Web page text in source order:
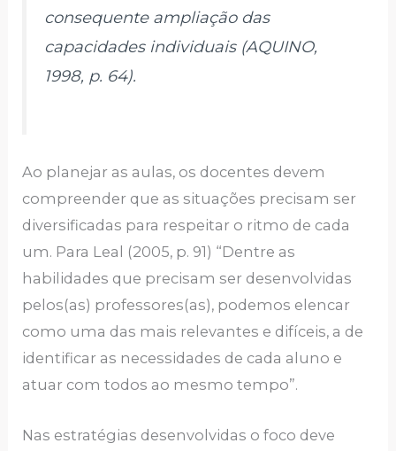
consequente ampliação das
capacidades individuais (AQUINO,
1998, p. 64).
Ao planejar as aulas, os docentes devem
compreender que as situações precisam ser
diversificadas para respeitar o ritmo de cada
um. Para Leal (2005, p. 91) “Dentre as
habilidades que precisam ser desenvolvidas
pelos(as) professores(as), podemos elencar
como uma das mais relevantes e difíceis, a de
identificar as necessidades de cada aluno e
atuar com todos ao mesmo tempo”.
Nas estratégias desenvolvidas o foco deve